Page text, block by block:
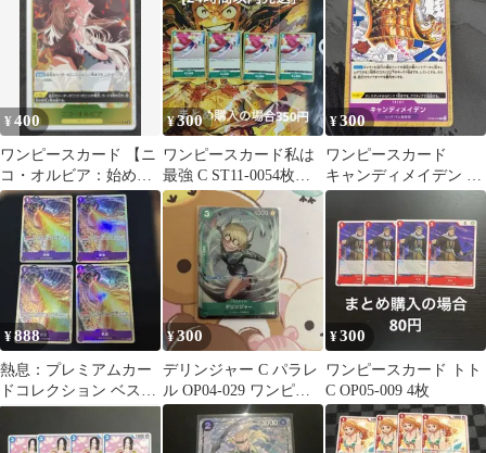
¥400
ワンピースカード 【ニ
コ・オルビア：始めよ
うキャンペーン C OP09
¥300
ワンピースカード私は
最強 C ST11-0054枚セ
ット
¥300
ワンピースカード
キャンディメイデン C
OP08-075
¥888
熱息：プレミアムカー
ドコレクション ベスト
セレクションvol.1
¥300
デリンジャー C パラレ
ル OP04-029 ワンピー
スカード
¥300
ワンピースカード トト
C OP05-009 4枚